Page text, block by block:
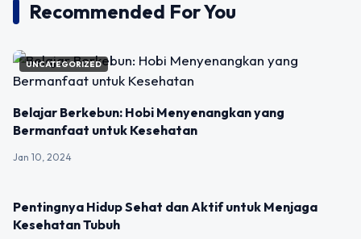
Recommended For You
UNCATEGORIZED
Belajar Berkebun: Hobi Menyenangkan yang
Bermanfaat untuk Kesehatan
Jan 10, 2024
Pentingnya Hidup Sehat dan Aktif untuk Menjaga
Kesehatan Tubuh